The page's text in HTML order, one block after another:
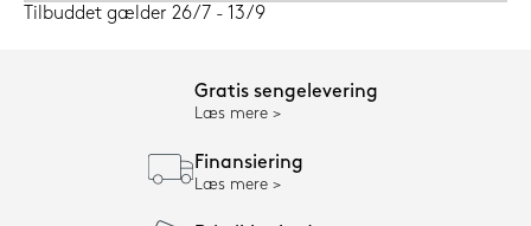
Tilbuddet gælder 26/7 - 13/9
Gratis sengelevering
Læs mere
Finansiering
Læs mere